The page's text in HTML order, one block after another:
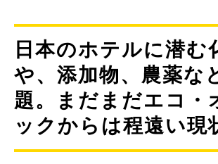
日本のホテルに潜む
や、添加物、農薬な
題。まだまだエコ・
ックからは程遠い現